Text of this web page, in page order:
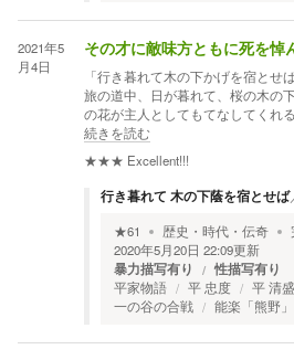
2021年5
月4日
その才に敵味方ともに死を悼
「行き暮れて木の下かげを宿とせ
旅の道中、日が暮れて、桜の木の
の花が主人としてもてなしてく
続きを読む
★★★ Excellent!!!
行き暮れて 木の下蔭を宿とせば
★61 歴史・時代・伝奇
2020年5月20日 22:09更新
暴力描写有り 性描写有り
平家物語 平 忠度 平 清盛
一の谷の合戦
能楽「熊野」